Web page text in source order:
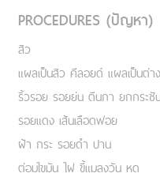
PROCEDURES (ปัญหา)
สิว
แผลเป็นสิว คีลอยด์ แผลเป็นต่า
ริ้วรอย รอยย่น ตีนกา ยกกระชั
รอยแดง เส้นเลือดฟอย
ฝ้า กระ รอยดำ ปาน
ต่อมไขมัน ไฝ ขี้แมลงวัน หูด